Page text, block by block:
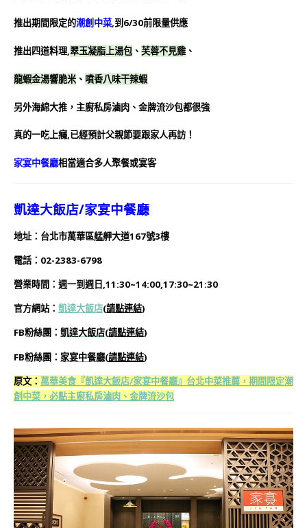
推出期間限定的潮創中菜,到6/30前限量供應
推出四道料理,翠玉凝脂上湯包 、 芙蓉不見雞 、
龍蝦金湯響脆米 、 噴香八味干辣蝦
另外海綿大推，主廚私房滷肉、金牌流沙包都很強
真的一吃上癮,已經預計父親節要跟家人再訪！
家宴中餐廳相當適合多人聚餐或宴客
凱達大飯店/家宴中餐廳
地址：台北市萬華區艋舺大道167號3樓
電話：02-2383-6798
營業時間：週一到週日,11:30~14:00,17:30~21:30
官方網站： 凱達大飯店(請點連結)
FB粉絲團： 凱達大飯店(請點連結)
FB粉絲團： 家宴中餐廳(請點連結)
原文： 萬華美食『凱達大飯店/家宴中餐廳』台北中菜推薦，期間限定潮
創中菜，必點主廚私房滷肉、金牌流沙包